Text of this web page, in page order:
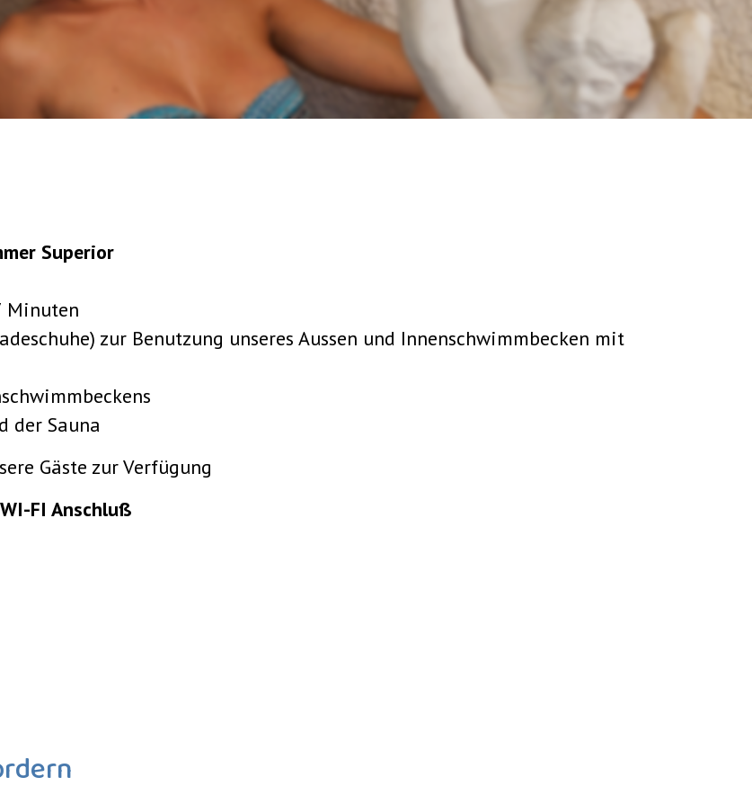
Superior
Minuten
zur Benutzung unseres Aussen und Innenschwimmbecken mit
der Sauna
Gäste zur Verfügung
FI Anschluß